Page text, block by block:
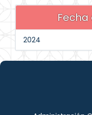
2024